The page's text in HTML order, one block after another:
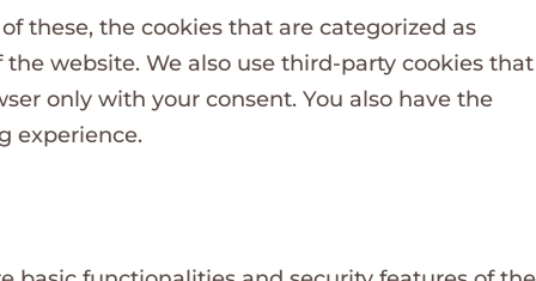
these, the cookies that are categorized as
website. We also use third-party cookies that
only with your consent. You also have the
experience.